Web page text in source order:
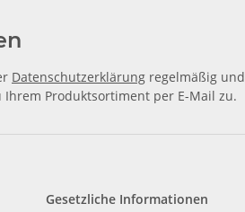
Datenschutzerklärung regelmäßig und
Produktsortiment per E-Mail zu.
Gesetzliche Informationen